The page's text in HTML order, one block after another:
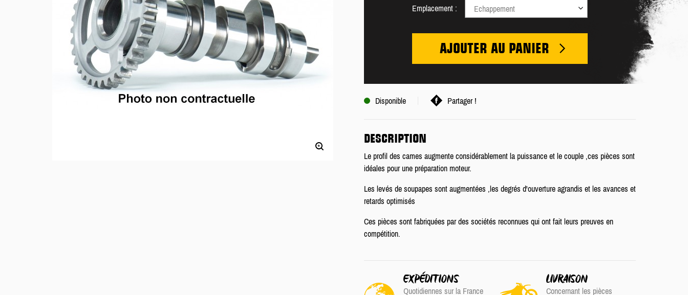
Emplacement : Echappement
AJOUTER AU PANIER
Disponible Partager !
DESCRIPTION
Le profil des cames augmente considérablement la puissance et le couple ,ces pièces sont
idéales pour une préparation moteur.
Les levés de soupapes sont augmentées ,les degrés d'ouverture agrandis et les avances et
retards optimisés
Ces pièces sont fabriquées par des sociétés reconnues qui ont fait leurs preuves en
compétition.
EXPÉDITIONS
Quotidiennes sur la France
LIVRAISON
Concernant les pièces